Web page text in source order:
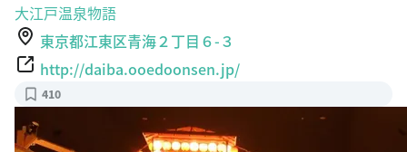
大江戸温泉物語
東京都江東区青海２丁目６-３
http://daiba.ooedoonsen.jp/
410